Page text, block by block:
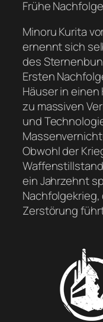
Frühe
Minoru Kurita
ernennt sich
des
Ersten
Häuser in
zu massiven
und
Obwohl der
ein Jahrzehnt
Zerstörung